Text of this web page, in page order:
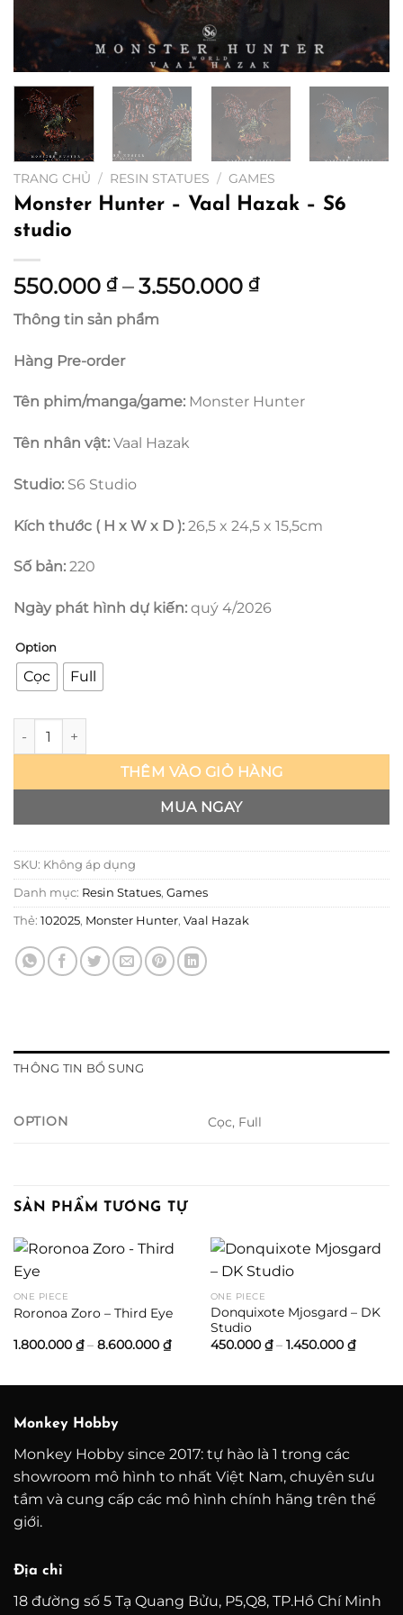
TRANG CHỦ / RESIN STATUES / GAMES
Monster Hunter – Vaal Hazak – S6
studio
550.000 ₫ – 3.550.000 ₫Khoảng
3.550.000 ₫
Thông tin sản phẩm
Hàng Pre-order
Tên phim/manga/game: Monster Hunter
Tên nhân vật: Vaal Hazak
Studio: S6 Studio
Kích thước ( H x W x D ): 26,5 x 24,5 x 15,5cm
Số bản: 220
Ngày phát hình dự kiến: quý 4/2026
Option
Cọc Full
Monster Hunter - Vaal Hazak - S6 studio số lượng
THÊM VÀO GIỎ HÀNG
MUA NGAY
SKU: Không áp dụng
Danh mục: Resin Statues, Games
Thẻ: 102025, Monster Hunter, Vaal Hazak
THÔNG TIN BỔ SUNG
OPTION Cọc, Full
SẢN PHẨM TƯƠNG TỰ
ONE PIECE
Roronoa Zoro – Third Eye
1.800.000 ₫ – 8.600.000 ₫Khoảng
giá:
đến
ONE PIECE
Donquixote Mjosgard – DK
Studio
450.000 ₫ – 1.450.000 ₫Khoảng
giá:
đến
Monkey Hobby
Monkey Hobby since 2017: tự hào là 1 trong các
showroom mô hình to nhất Việt Nam, chuyên sưu
tầm và cung cấp các mô hình chính hãng trên thế
giới.
Địa chỉ
18 đường số 5 Tạ Quang Bửu, P5,Q8, TP.Hồ Chí Minh